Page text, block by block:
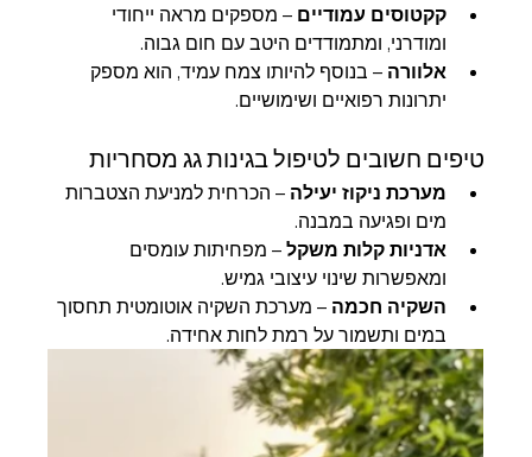
קקטוסים עמודיים – מספקים מראה ייחודי
ומודרני, ומתמודדים היטב עם חום גבוה.
אלוורה – בנוסף להיותו צמח עמיד, הוא מספק
יתרונות רפואיים ושימושיים.
טיפים חשובים לטיפול בגינות גג מסחריות
מערכת ניקוז יעילה – הכרחית למניעת הצטברות
מים ופגיעה במבנה.
אדניות קלות משקל – מפחיתות עומסים
ומאפשרות שינוי עיצובי גמיש.
השקיה חכמה – מערכת השקיה אוטומטית תחסוך
במים ותשמור על רמת לחות אחידה.